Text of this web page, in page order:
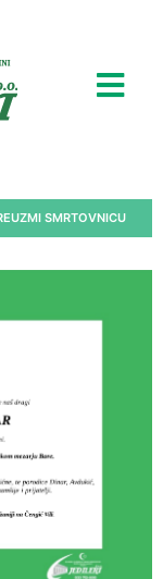
SMRTOVNICU